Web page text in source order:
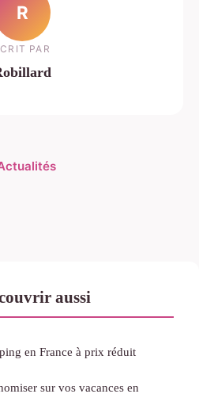
R
PAR
aussi
en France à prix réduit
sur vos vacances en